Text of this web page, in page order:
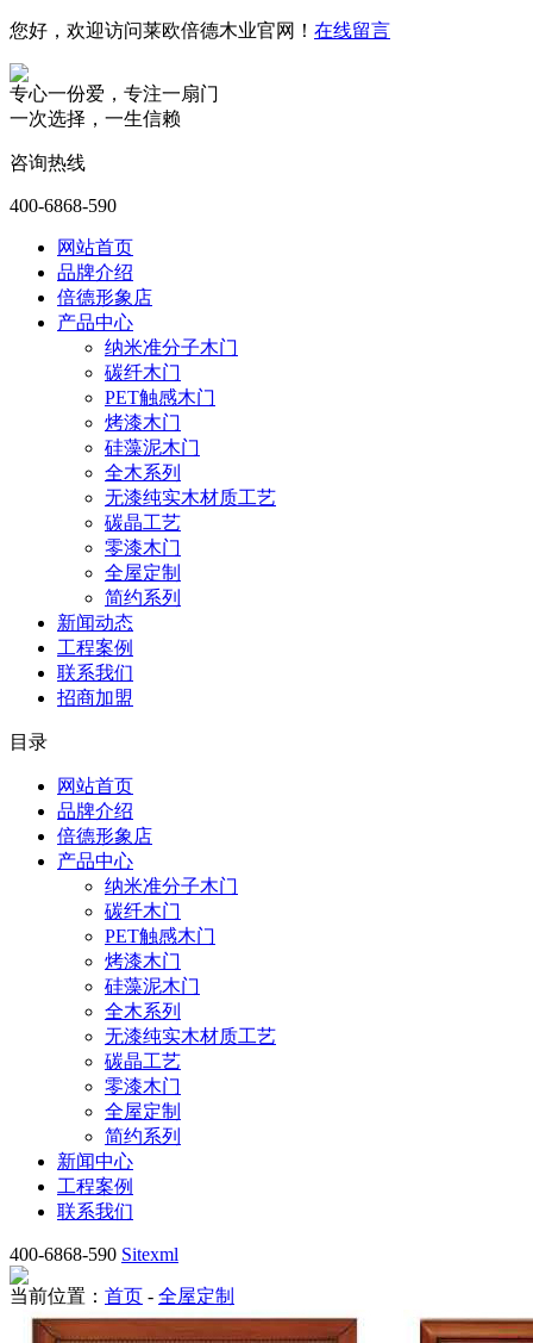
您好，欢迎访问莱欧倍德木业官网！ 在线留言
专心一份爱，专注一扇门
一次选择，一生信赖
咨询热线
400-6868-590
网站首页
品牌介绍
倍德形象店
产品中心
纳米准分子木门
碳纤木门
PET触感木门
烤漆木门
硅藻泥木门
全木系列
无漆纯实木材质工艺
碳晶工艺
零漆木门
全屋定制
简约系列
新闻动态
工程案例
联系我们
招商加盟
目录
网站首页
品牌介绍
倍德形象店
产品中心
纳米准分子木门
碳纤木门
PET触感木门
烤漆木门
硅藻泥木门
全木系列
无漆纯实木材质工艺
碳晶工艺
零漆木门
全屋定制
简约系列
新闻中心
工程案例
联系我们
400-6868-590 Sitexml
当前位置： 首页 - 全屋定制